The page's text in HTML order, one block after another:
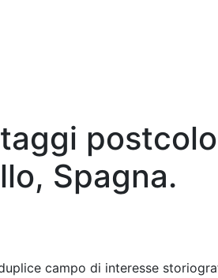
Spagna.
campo di interesse